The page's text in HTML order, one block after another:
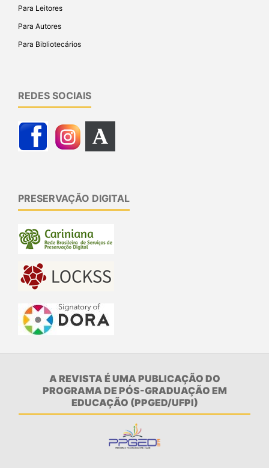
Para Leitores
Para Autores
Para Bibliotecários
REDES SOCIAIS
PRESERVAÇÃO DIGITAL
A REVISTA É UMA PUBLICAÇÃO DO
PROGRAMA DE PÓS-GRADUAÇÃO EM
EDUCAÇÃO (PPGED/UFPI)